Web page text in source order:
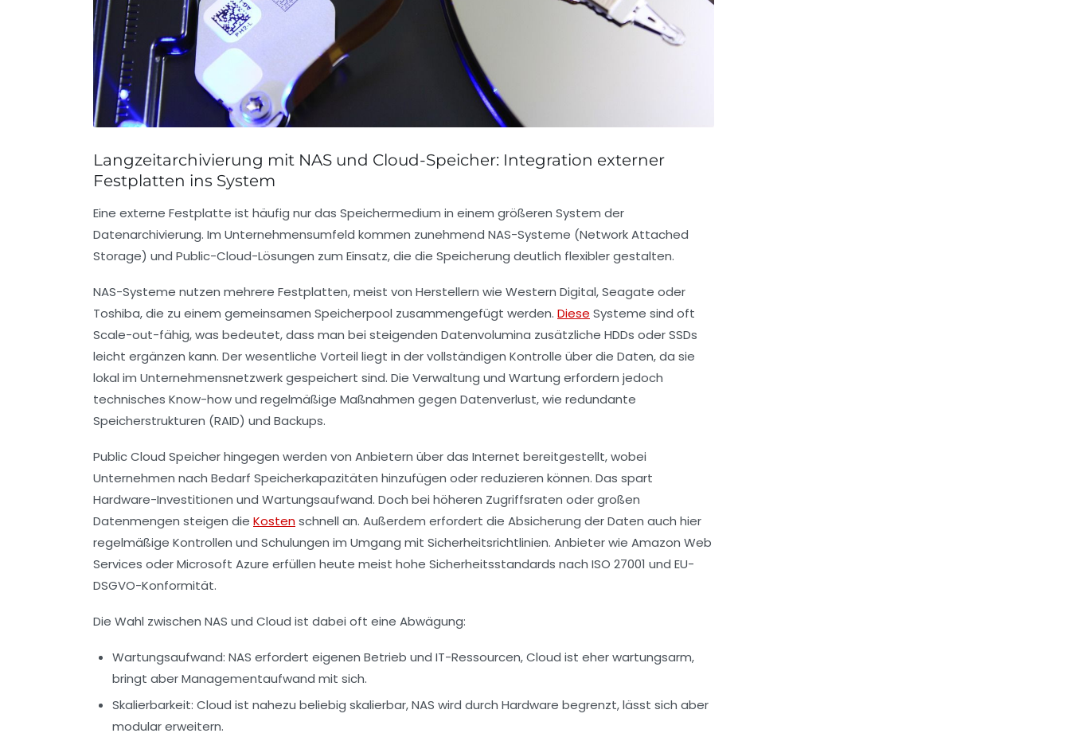
Langzeitarchivierung mit NAS und Cloud-Speicher: Integration externer
Festplatten ins System
Eine externe Festplatte ist häufig nur das Speichermedium in einem größeren System der
Datenarchivierung. Im Unternehmensumfeld kommen zunehmend NAS-Systeme (Network Attached
Storage) und Public-Cloud-Lösungen zum Einsatz, die die Speicherung deutlich flexibler gestalten.
NAS-Systeme nutzen mehrere Festplatten, meist von Herstellern wie Western Digital, Seagate oder
Toshiba, die zu einem gemeinsamen Speicherpool zusammengefügt werden. Diese Systeme sind oft
Scale-out-fähig, was bedeutet, dass man bei steigenden Datenvolumina zusätzliche HDDs oder SSDs
leicht ergänzen kann. Der wesentliche Vorteil liegt in der vollständigen Kontrolle über die Daten, da sie
lokal im Unternehmensnetzwerk gespeichert sind. Die Verwaltung und Wartung erfordern jedoch
technisches Know-how und regelmäßige Maßnahmen gegen Datenverlust, wie redundante
Speicherstrukturen (RAID) und Backups.
Public Cloud Speicherhingegen werden von Anbietern über das Internet bereitgestellt, wobei
Unternehmen nach Bedarf Speicherkapazitäten hinzufügen oder reduzieren können. Das spart
Hardware-Investitionen und Wartungsaufwand. Doch bei höheren Zugriffsraten oder großen
Datenmengen steigen die Kostenschnell an. Außerdem erfordert die Absicherung der Daten auch hier
regelmäßige Kontrollen und Schulungen im Umgang mit Sicherheitsrichtlinien. Anbieter wie Amazon Web
Services oder Microsoft Azure erfüllen heute meist hohe Sicherheitsstandards nach ISO 27001 und EU-
DSGVO-Konformität.
Die Wahl zwischen NAS und Cloud ist dabei oft eine Abwägung:
Wartungsaufwand: NAS erfordert eigenen Betrieb und IT-Ressourcen, Cloud ist eher wartungsarm,
bringt aber Managementaufwand mit sich.
Skalierbarkeit: Cloud ist nahezu beliebig skalierbar, NAS wird durch Hardware begrenzt, lässt sich aber
modular erweitern.